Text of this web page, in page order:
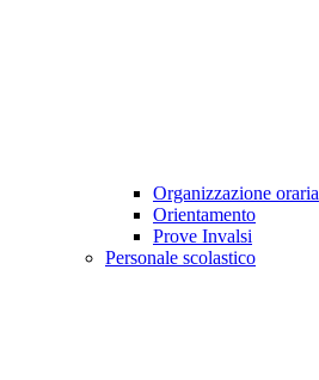
Organizzazione oraria
Orientamento
Prove Invalsi
Personale scolastico